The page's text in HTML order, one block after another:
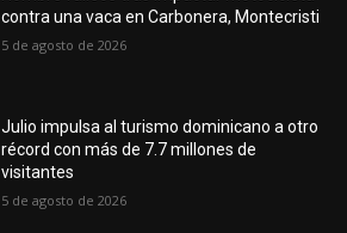
contra una vaca en Carbonera, Montecristi
5 de agosto de 2026
Julio impulsa al turismo dominicano a otro
récord con más de 7.7 millones de
visitantes
5 de agosto de 2026